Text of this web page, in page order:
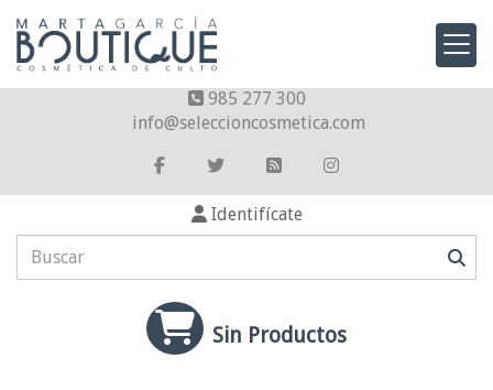
985 277 300
info
seleccioncosmetica.com
Identifícate
Sin Productos